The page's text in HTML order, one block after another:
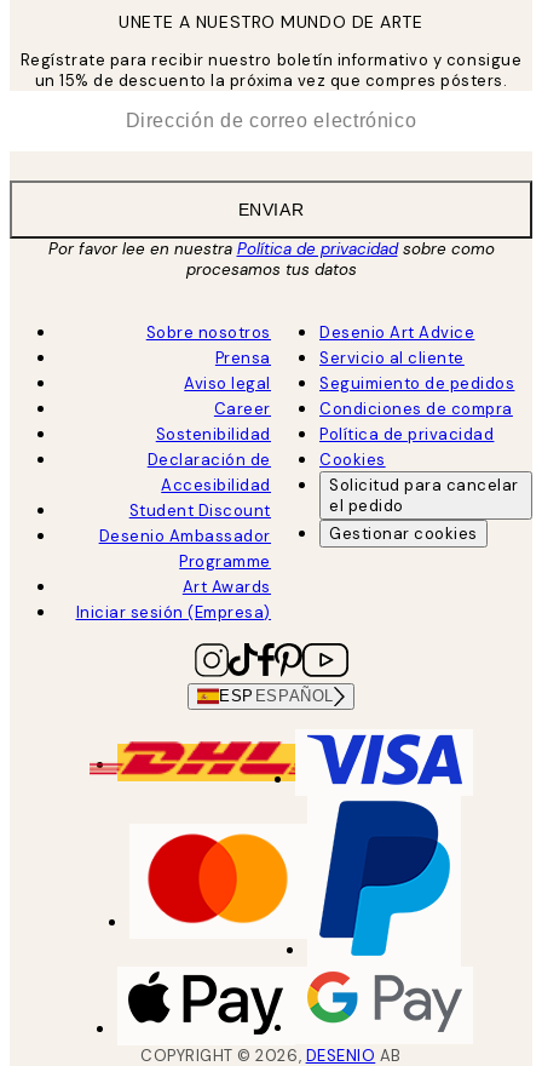
UNETE A NUESTRO MUNDO DE ARTE
Regístrate para recibir nuestro boletín informativo y consigue
un 15% de descuento la próxima vez que compres pósters.
ENVIAR
Por favor lee en nuestra Política de privacidadsobre como
procesamos tus datos
Sobre nosotros
Prensa
Aviso legal
Career
Sostenibilidad
Declaración de
Accesibilidad
Student Discount
Desenio Ambassador
Programme
Art Awards
Iniciar sesión (Empresa)
Desenio Art Advice
Servicio al cliente
Seguimiento de pedidos
Condiciones de compra
Política de privacidad
Cookies
Solicitud para cancelar
el pedido
Gestionar cookies
ESP ESPAÑOL
COPYRIGHT ©2026, DESENIO AB